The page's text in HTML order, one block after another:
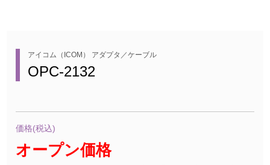
アイコム（ICOM） アダプタ／ケーブル
OPC-2132
価格(税込)
オープン価格